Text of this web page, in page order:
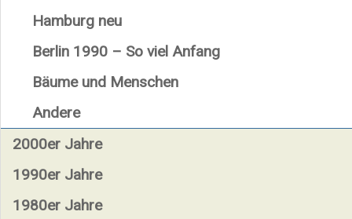
Hamburg neu
Berlin 1990 – So viel Anfang
Bäume und Menschen
Andere
2000er Jahre
1990er Jahre
1980er Jahre